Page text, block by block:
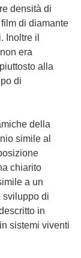
densità di
di diamante
Inoltre il
era
alla
di
della
simile al
chiarito
a un
sviluppo di
in
sistemi viventi